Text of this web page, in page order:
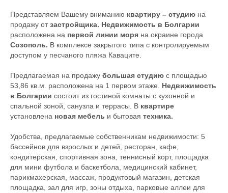
Представляем Вашему вниманию квартиру – студию на
продажу отзастройщика. Недвижимость в Болгарии
расположена на первой линии моря на окраине города
Созополь. В комплексе закрытого типа с контролируемым
доступом у песчаного пляжа Каваците.
Предлагаемая на продажу большая студию с площадью
53,86 кв.м. расположена на 1 первом этаже. Недвижимость
в Болгарии состоит из гостиной комнаты с кухонной и
спальной зоной, санузла и террасы. В квартире
установлена новая мебель и бытовая техника.
Удобства, предлагаемые собственникам недвижимости: 5
бассейнов для взрослых и детей, ресторан, кафе,
кондитерская, спортивная зона, теннисный корт, площадка
для мини футбола и баскетбола, медицинский кабинет,
парикмахерская, массаж, продуктовый магазин, детская
площадка, зал для игр, зоны отдыха, парковые аллеи для